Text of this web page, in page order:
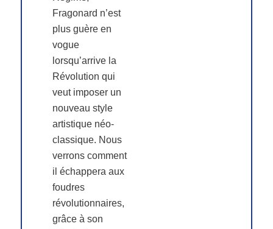
Fragonard n’est
plus guère en
vogue
lorsqu’arrive la
Révolution qui
veut imposer un
nouveau style
artistique néo-
classique. Nous
verrons comment
il échappera aux
foudres
révolutionnaires,
grâce à son